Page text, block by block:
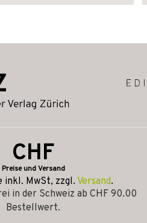
CHF
Preise und Versand
inkl. MwSt, zzgl. Versand.
in der Schweiz ab CHF 90.00
Bestellwert.